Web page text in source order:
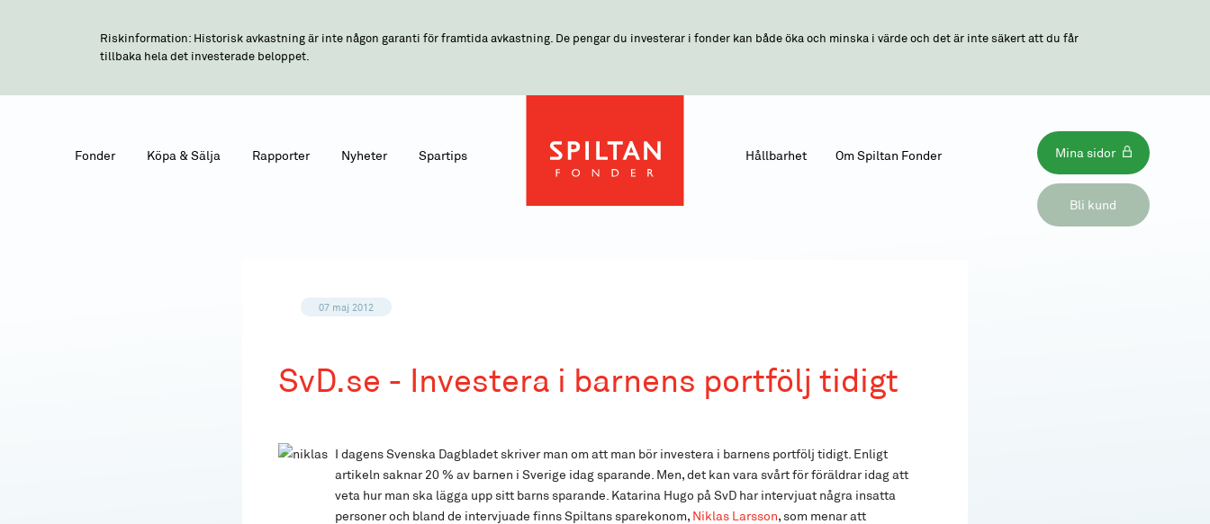
Riskinformation: Historisk avkastning är inte någon garanti för framtida avkastning. De pengar du investerar i fonder kan både öka och minska i värde och det är inte säkert att du får
tillbaka hela det investerade beloppet.
Bli kund
Mina sidor
Fonder Köpa & Sälja Rapporter Nyheter Spartips Om Spiltan Fonder
Hållbarhet
07 maj 2012
SvD.se - Investera i barnens portfölj tidigt
I dagens Svenska Dagbladet skriver man om att man bör investera i barnens portfölj tidigt. Enligt
artikeln saknar 20 % av barnen i Sverige idag sparande. Men, det kan vara svårt för föräldrar idag att
veta hur man ska lägga upp sitt barns sparande. Katarina Hugo på SvD har intervjuat några insatta
personer och bland de intervjuade finns Spiltans sparekonom, Niklas Larsson, som menar att